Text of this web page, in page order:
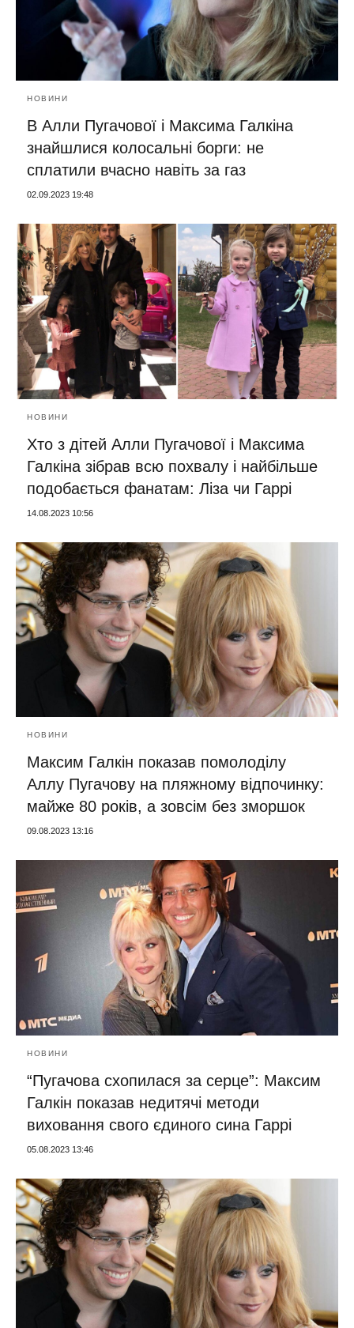
НОВИНИ
В Алли Пугачової і Максима Галкіна
знайшлися колосальні борги: не
сплатили вчасно навіть за газ
02.09.2023 19:48
НОВИНИ
Хто з дітей Алли Пугачової і Максима
Галкіна зібрав всю похвалу і найбільше
подобається фанатам: Ліза чи Гаррі
14.08.2023 10:56
НОВИНИ
Максим Галкін показав помолоділу
Аллу Пугачову на пляжному відпочинку:
майже 80 років, а зовсім без зморшок
09.08.2023 13:16
НОВИНИ
“Пугачова схопилася за серце”: Максим
Галкін показав недитячі методи
виховання свого єдиного сина Гаррі
05.08.2023 13:46